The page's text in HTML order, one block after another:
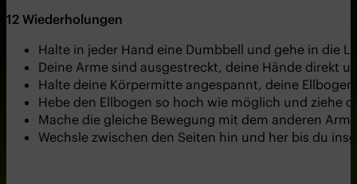
12 Wiederholungen
Halte in jeder Hand eine Dumbbell und gehe in die
Deine Arme sind ausgestreckt, deine Hände direkt
Halte deine Körpermitte angespannt, deine
Hebe den Ellbogen so hoch wie möglich und ziehe
Mache die gleiche Bewegung mit dem anderen Arm.
Wechsle zwischen den Seiten hin und her bis du